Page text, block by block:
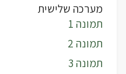
מערכה שלישית
תמונה 1
תמונה 2
תמונה 3